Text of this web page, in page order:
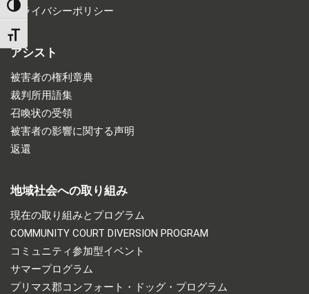
TOGGLE HIGH CONTRAST
TOGGLE FONT SIZE
プライバシーポリシー
アシスト
被害者の権利章典
裁判所用語集
召喚状の受領
被害者の影響に関する声明
返還
地域社会への取り組み
現在の取り組みとプログラム
COMMUNITY COURT DIVERSION PROGRAM
コミュニティ参加型イベント
サマープログラム
プリマス郡コンフォート・ドッグ・プログラム